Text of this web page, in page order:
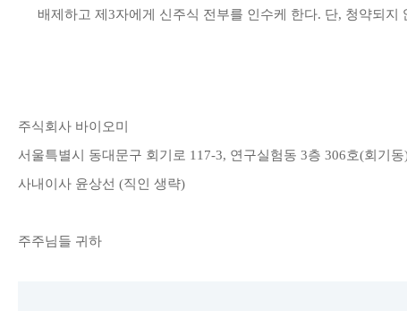
배제하고 제 3자에게 신주식 전부를 인수케 한다. 단, 청약되지
주식회사 바이오미
서울특별시 동대문구 회기로 117-3, 연구실험동 3층 306호(회기동
사내이사 윤상선 (직인 생략)
주주님들 귀하